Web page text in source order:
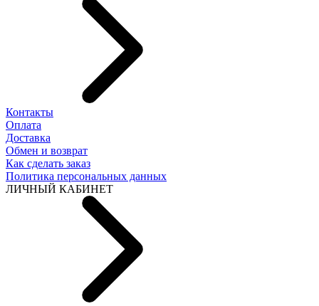
Контакты
Оплата
Доставка
Обмен и возврат
Как сделать заказ
Политика персональных данных
ЛИЧНЫЙ КАБИНЕТ